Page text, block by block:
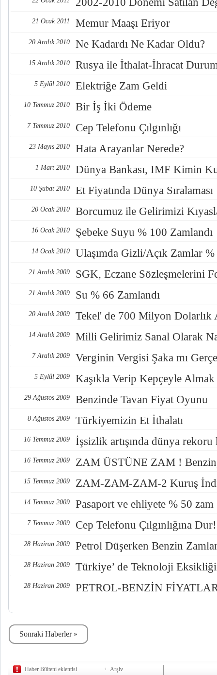
21 Ocak 2011 Memur Maaşı Eriyor
20 Aralık 2010 Ne Kadardı Ne Kadar Oldu?
15 Aralık 2010 Rusya ile İthalat-İhracat
5 Eylül 2010 Elektriğe Zam Geldi
10 Temmuz 2010 Bir İş İki Ödeme
7 Temmuz 2010 Cep Telefonu Çılgınlığı
23 Mayıs 2010 Hata Arayanlar Nerede?
1 Mart 2010 Dünya Bankası, IMF Kimin
10 Şubat 2010 Et Fiyatında Dünya Sıralaması
20 Ocak 2010 Borcumuz ile Gelirimizi
16 Ocak 2010 Şebeke Suyu % 100 Zamlandı
14 Ocak 2010 Ulaşımda Gizli/Açık Zamlar
21 Aralık 2009 SGK, Eczane Sözleşmelerini
21 Aralık 2009 Su % 66 Zamlandı
20 Aralık 2009 Tekel' de 700 Milyon Dolarlık
14 Aralık 2009 Milli Gelirimiz Sanal Olarak
7 Aralık 2009 Verginin Vergisi Şaka mı
5 Eylül 2009 Kaşıkla Verip Kepçeyle Almak
29 Ağustos 2009 Benzinde Tavan Fiyat Oyunu
8 Ağustos 2009 Türkiyemizin Et İthalatı
16 Temmuz 2009 İşsizlik artışında dünya rekoru
16 Temmuz 2009 ZAM ÜSTÜNE ZAM !
15 Temmuz 2009 ZAM-ZAM-ZAM-2 Kuruş
14 Temmuz 2009 Pasaport ve ehliyete % 50 zam
7 Temmuz 2009 Cep Telefonu Çılgınlığına Dur!
28 Haziran 2009 Petrol Düşerken Benzin
28 Haziran 2009 Türkiye’ de Teknoloji Eksikliği
28 Haziran 2009 PETROL-BENZİN
Sonraki Haberler »
Haber Bülteni eklentisi
Arşiv